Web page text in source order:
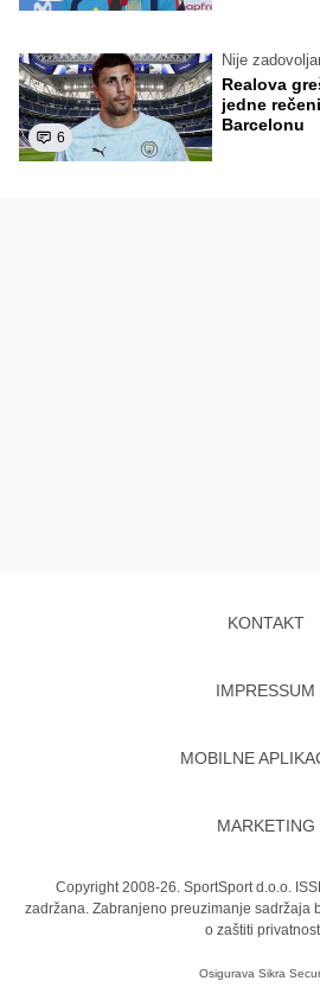
6
Nije
Realova
jedne
Barcelonu
KONTAKT
IMPRESSUM
MOBILNE
MARKETING
Copyright 2008-26. SportSport d.o.o.
zadržana. Zabranjeno preuzimanje sadržaja
o zaštiti
Osigurava Sikra